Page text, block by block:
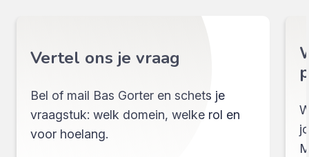
Vertel ons je vraag
Bel of mail Bas Gorter en schets je
vraagstuk: welk domein, welke rol en
voor hoelang.